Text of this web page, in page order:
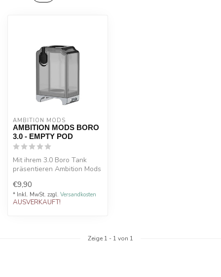
AMBITION MODS
AMBITION MODS BORO
3.0 - EMPTY POD
Mit ihrem 3.0 Boro Tank
präsentieren Ambition Mods
mit e...
€9,90
* Inkl. MwSt. zzgl. Versandkosten
AUSVERKAUFT!
Zeige 1 - 1 von 1